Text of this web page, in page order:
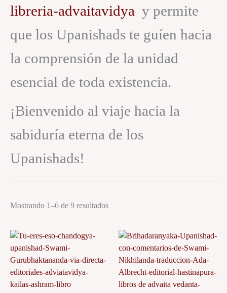
libreria-advaitavidya y permite
que los Upanishads te guíen hacia
la comprensión de la unidad
esencial de toda existencia.
¡Bienvenido al viaje hacia la
sabiduría eterna de los
Upanishads!
Mostrando 1–6 de 9 resultados